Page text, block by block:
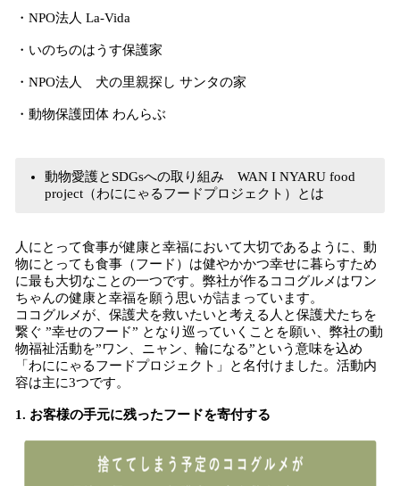
・NPO法人 La-Vida
・いのちのはうす保護家
・NPO法人 犬の里親探し サンタの家
・動物保護団体 わんらぶ
動物愛護とSDGsへの取り組み WAN I NYARU food
project（わににゃるフードプロジェクト）とは
人にとって食事が健康と幸福において大切であるように、動
物にとっても食事（フード）は健やかかつ幸せに暮らすため
に最も大切なことの一つです。弊社が作るココグルメはワン
ちゃんの健康と幸福を願う思いが詰まっています。
ココグルメが、保護犬を救いたいと考える人と保護犬たちを
繋ぐ ”幸せのフード” となり巡っていくことを願い、弊社の動
物福祉活動を”ワン、ニャン、輪になる”という意味を込め
「わににゃるフードプロジェクト」と名付けました。活動内
容は主に3つです。
1. お客様の手元に残ったフードを寄付する